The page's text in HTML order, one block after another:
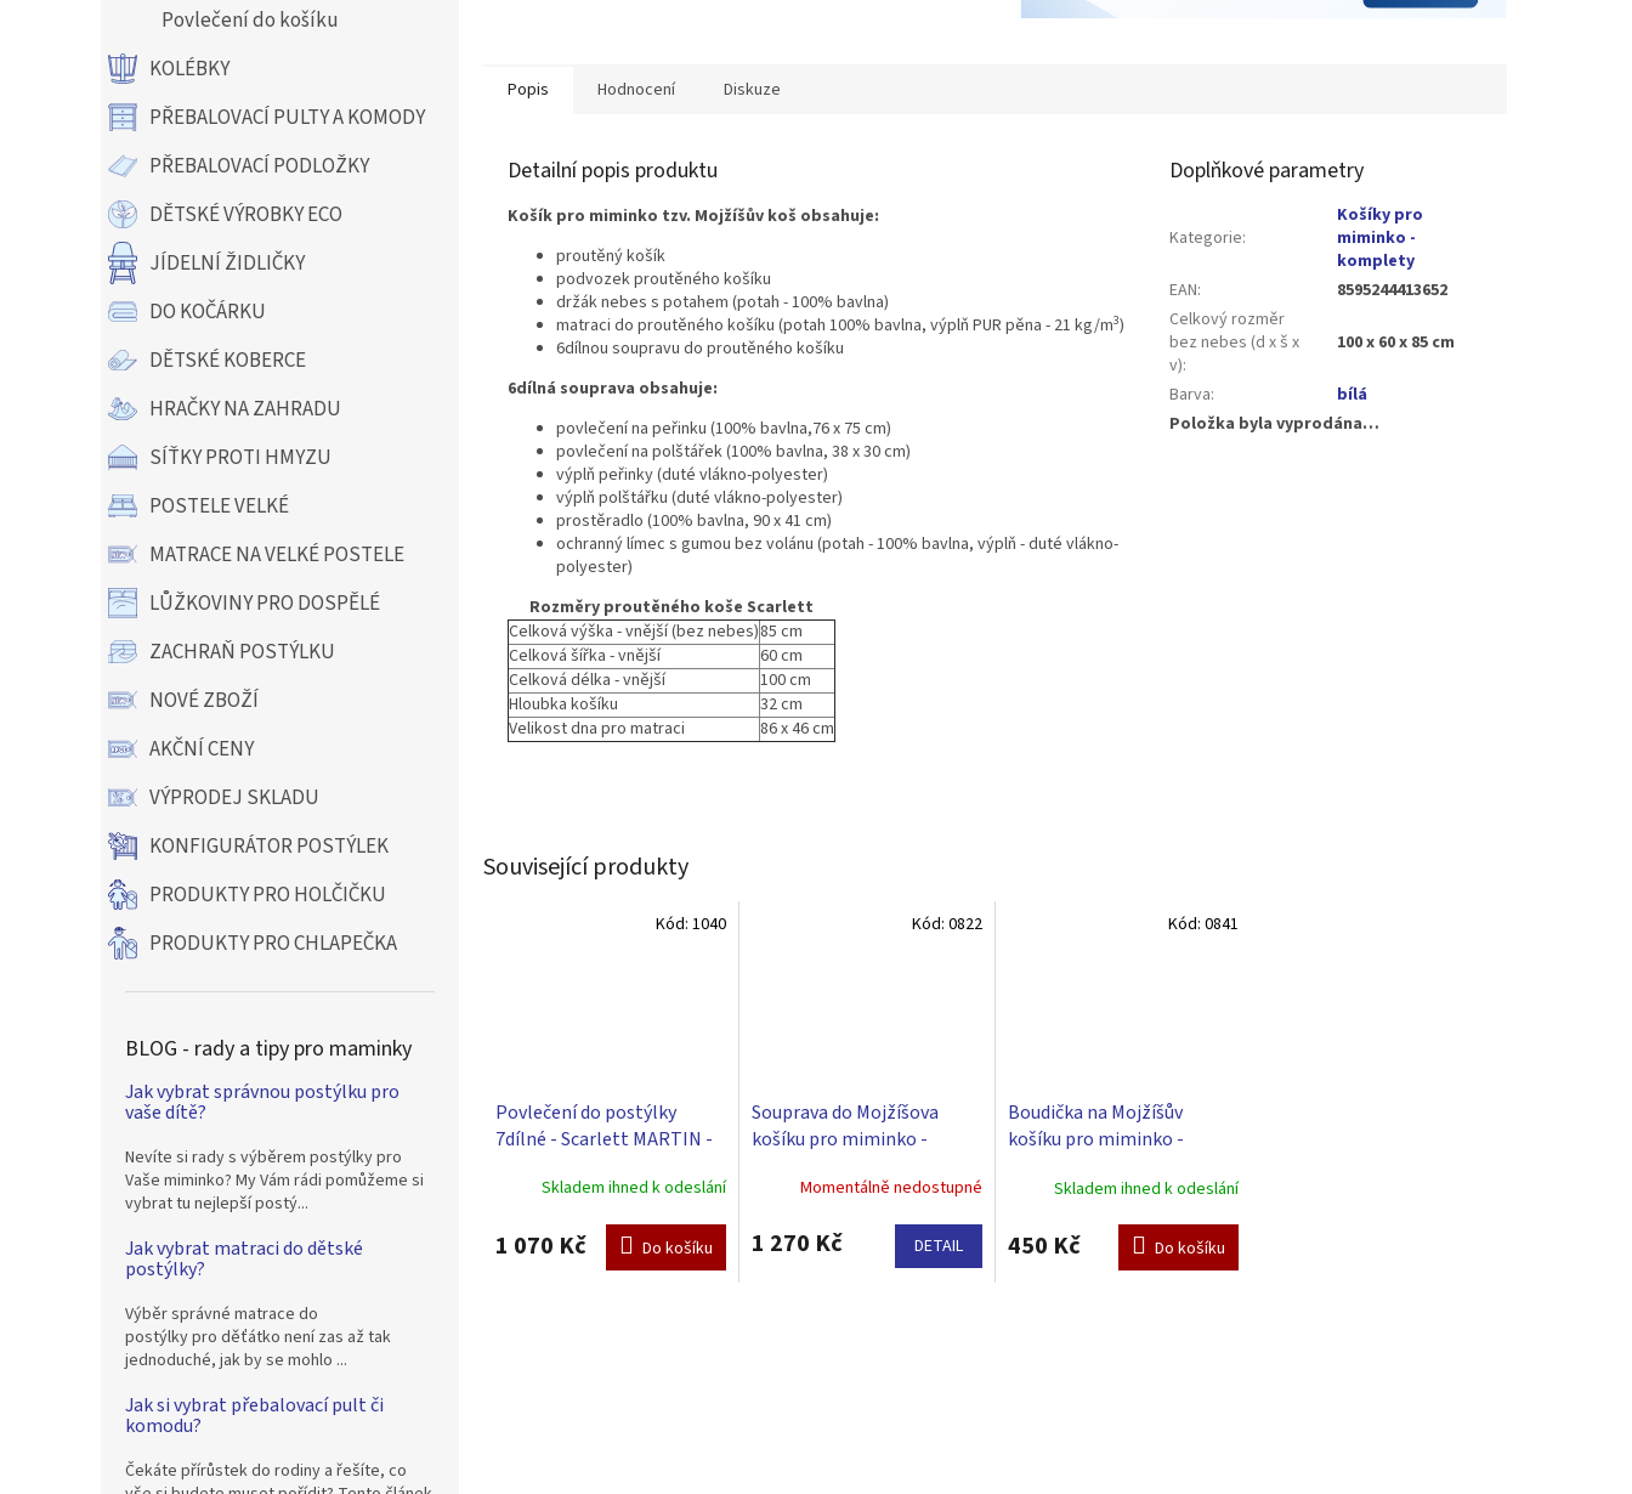
Povlečení do košíku
KOLÉBKY
PŘEBALOVACÍ PULTY A KOMODY
PŘEBALOVACÍ PODLOŽKY
DĚTSKÉ VÝROBKY ECO
JÍDELNÍ ŽIDLIČKY
DO KOČÁRKU
DĚTSKÉ KOBERCE
HRAČKY NA ZAHRADU
SÍŤKY PROTI HMYZU
POSTELE VELKÉ
MATRACE NA VELKÉ POSTELE
LŮŽKOVINY PRO DOSPĚLÉ
ZACHRAŇ POSTÝLKU
NOVÉ ZBOŽÍ
AKČNÍ CENY
VÝPRODEJ SKLADU
KONFIGURÁTOR POSTÝLEK
PRODUKTY PRO HOLČIČKU
PRODUKTY PRO CHLAPEČKA
BLOG - rady a tipy pro maminky
Jak vybrat správnou postýlku pro
vaše dítě?
Nevíte si rady s výběrem postýlky pro
Vaše miminko? My Vám rádi pomůžeme si
vybrat tu nejlepší postý...
Jak vybrat matraci do dětské
postýlky?
Výběr správné matrace do
postýlky pro děťátko není zas až tak
jednoduché, jak by se mohlo ...
Jak si vybrat přebalovací pult či
komodu?
Čekáte přírůstek do rodiny a řešíte, co
Související produkty
Povlečení do postýlky
7dílné - Scarlett MARTIN -
90 x 41 cm - bílá
Skladem ihned k odeslání
1 070 Kč Do košíku
Kód: 1040
Souprava do Mojžíšova
košíku pro miminko -
Momentálně nedostupné
1 270 Kč DETAIL
Kód: 0822
Boudička na Mojžíšův
košíku pro miminko -
Skladem ihned k odeslání
450 Kč Do košíku
Kód:0841
Popis Hodnocení Diskuze
Detailní popis produktu
Košík pro miminko tzv. Mojžíšův koš obsahuje:
proutěný košík
podvozek proutěného košíku
držák nebes s potahem (potah - 100% bavlna)
matraci do proutěného košíku (potah 100% bavlna, výplň PUR pěna - 21 kg/m3)
6dílnou soupravu do proutěného košíku
6dílná souprava obsahuje:
povlečení na peřinku (100% bavlna,76 x 75 cm)
povlečení na polštářek (100% bavlna, 38 x 30 cm)
výplň peřinky (duté vlákno-polyester)
výplň polštářku (duté vlákno-polyester)
prostěradlo (100% bavlna, 90 x 41 cm)
ochranný límec s gumou bez volánu (potah - 100% bavlna, výplň - duté vlákno-
polyester)
Rozměry proutěného koše Scarlett
Celková výška - vnější (bez nebes)85 cm
Celková šířka - vnější
60 cm
Celková délka - vnější
100 cm
Hloubka košíku
32 cm
Velikost dna pro matraci
86 x 46 cm
Doplňkové parametry
Kategorie:
Košíky pro
miminko -
komplety
EAN:
8595244413652
Celkový rozměr
bez nebes (d x š x
v):
100 x 60 x 85 cm
Barva:
bílá
Položka byla vyprodána…